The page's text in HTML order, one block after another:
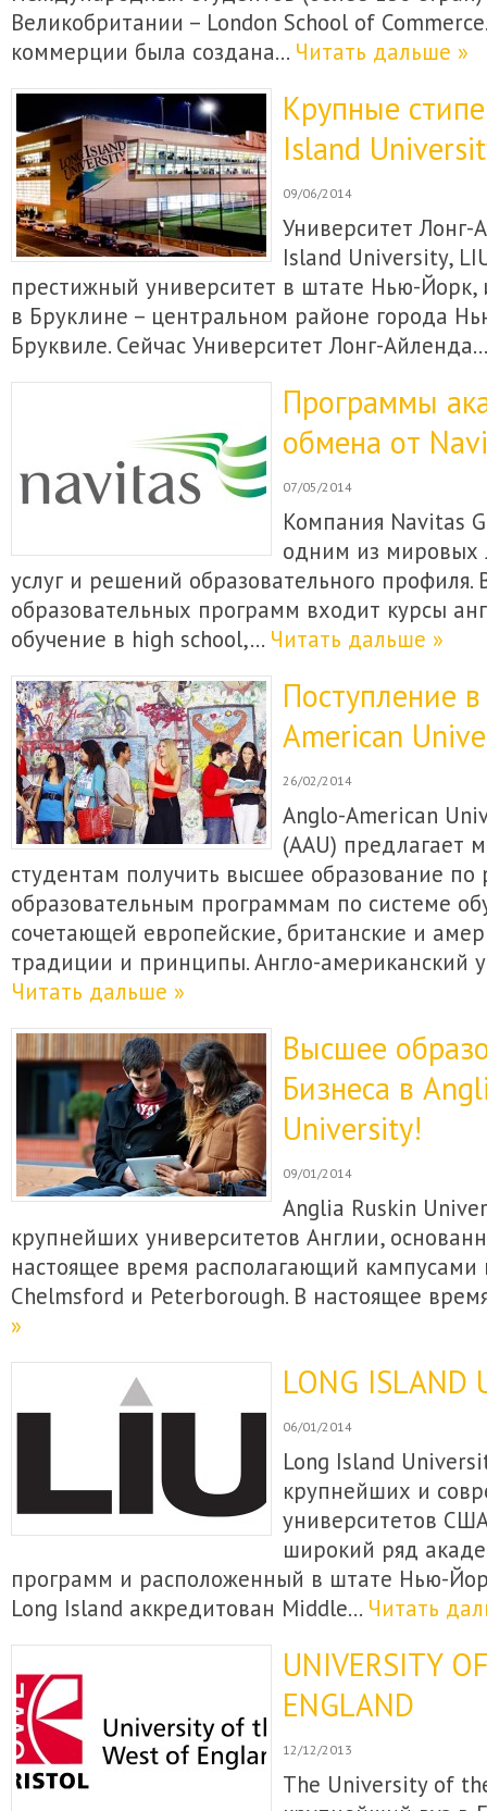
Великобритании – London School of
коммерции была создана… Читать дальше »
Крупные
Island
09/06/2014
Университет Лонг-
Island University,
престижный университет в штате Нью-
в Бруклине – центральном районе города
Бруквиле. Сейчас Университет Лонг-
Программы
обмена от
07/05/2014
Компания Navitas
одним из мировых
услуг и решений образовательного профиля.
образовательных программ входит курсы
обучение в high school,… Читать дальше »
Поступление
American
26/02/2014
Anglo-American
(AAU) предлагает
студентам получить высшее образование по
образовательным программам по системе
сочетающей европейские, британские и
традиции и принципы. Англо-американский
Читать дальше »
Высшее
Бизнеса в
University!
09/01/2014
Anglia Ruskin
крупнейших университетов Англии,
настоящее время располагающий кампусами
Chelmsford и Peterborough. В настоящее
»
LONG ISLAND
06/01/2014
Long Island
крупнейших и
университетов
широкий ряд
программ и расположенный в штате Нью-
Long Island аккредитован Middle… Читать
UNIVERSITY
ENGLAND
12/12/2013
The University of